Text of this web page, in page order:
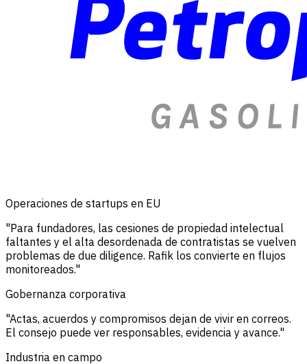
Operaciones de startups en EU
"Para fundadores, las cesiones de propiedad intelectual
faltantes y el alta desordenada de contratistas se vuelven
problemas de due diligence. Rafik los convierte en flujos
monitoreados."
Gobernanza corporativa
"Actas, acuerdos y compromisos dejan de vivir en correos.
El consejo puede ver responsables, evidencia y avance."
Industria en campo